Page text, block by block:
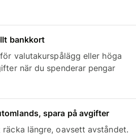
bankkort
valutakurspålägg eller höga
när du spenderar pengar
spara på avgifter
räcka längre, oavsett avståndet.